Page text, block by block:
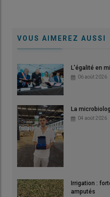
VOUS AIMEREZ AUSSI
L'égalité en
06 août 2026
La
04 août 2026
Irrigation :
amputés